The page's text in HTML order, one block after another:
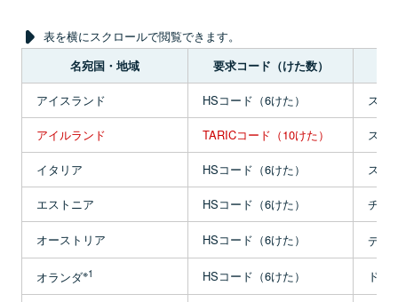
表を横にスクロールで閲覧できます。
名宛国・地域
要求コード（けた数）
アイスランド HSコード（6けた） スペ
アイルランド TARICコード（10けた） スロ
イタリア HSコード（6けた） スロ
エストニア HSコード（6けた） チェ
オーストリア HSコード（6けた） デン
オランダ※1 HSコード（6けた） ドイ